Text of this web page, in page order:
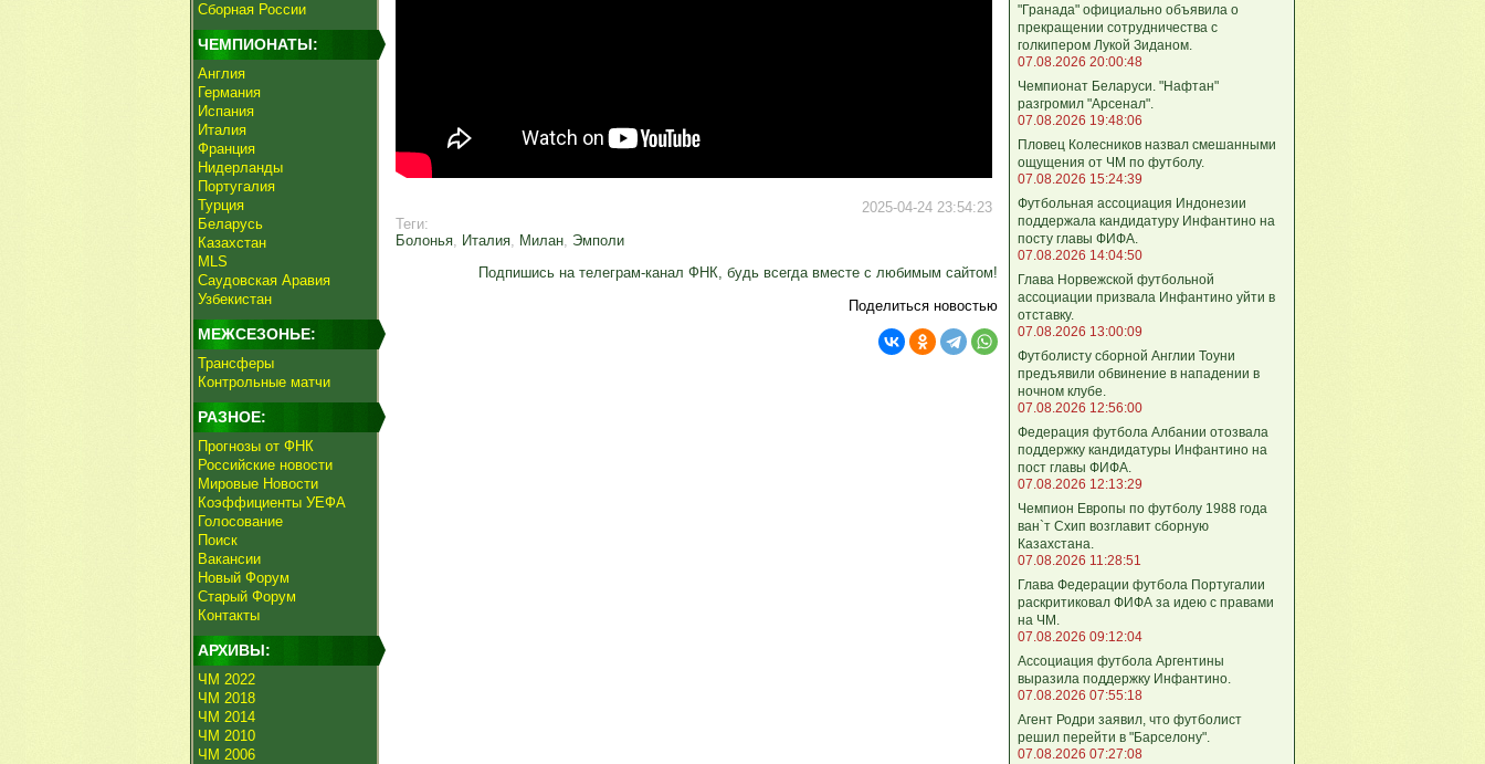
Сборная России
ЧЕМПИОНАТЫ:
Англия
Германия
Испания
Италия
Франция
Нидерланды
Португалия
Турция
Беларусь
Казахстан
MLS
Саудовская Аравия
Узбекистан
МЕЖСЕЗОНЬЕ:
Трансферы
Контрольные матчи
РАЗНОЕ:
Прогнозы от ФНК
Российские новости
Мировые Новости
Коэффициенты УЕФА
Голосование
Поиск
Вакансии
Новый Форум
Старый Форум
Контакты
АРХИВЫ:
ЧМ 2022
ЧМ 2018
ЧМ 2014
ЧМ 2010
ЧМ 2006
2025-04-24 23:54:23
Теги:
Болонья, Италия, Милан, Эмполи
Подпишись на телеграм-канал ФНК, будь всегда вместе с любимым сайтом!
Поделиться новостью
"Гранада" официально объявила о
прекращении сотрудничества с
голкипером Лукой Зиданом.
07.08.2026 20:00:48
Чемпионат Беларуси. "Нафтан"
разгромил "Арсенал".
07.08.2026 19:48:06
Пловец Колесников назвал смешанными
ощущения от ЧМ по футболу.
07.08.2026 15:24:39
Футбольная ассоциация Индонезии
поддержала кандидатуру Инфантино на
посту главы ФИФА.
07.08.2026 14:04:50
Глава Норвежской футбольной
ассоциации призвала Инфантино уйти в
отставку.
07.08.2026 13:00:09
Футболисту сборной Англии Тоуни
предъявили обвинение в нападении в
ночном клубе.
07.08.2026 12:56:00
Федерация футбола Албании отозвала
поддержку кандидатуры Инфантино на
пост главы ФИФА.
07.08.2026 12:13:29
Чемпион Европы по футболу 1988 года
ван`т Схип возглавит сборную
Казахстана.
07.08.2026 11:28:51
Глава Федерации футбола Португалии
раскритиковал ФИФА за идею с правами
на ЧМ.
07.08.2026 09:12:04
Ассоциация футбола Аргентины
выразила поддержку Инфантино.
07.08.2026 07:55:18
Агент Родри заявил, что футболист
решил перейти в "Барселону".
07.08.2026 07:27:08